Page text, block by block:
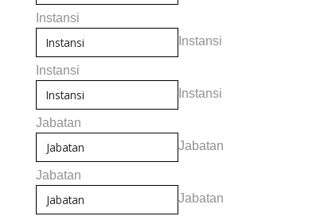
Instansi
Instansi
Instansi
Instansi
Jabatan
Jabatan
Jabatan
Jabatan